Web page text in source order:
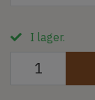
I lager.